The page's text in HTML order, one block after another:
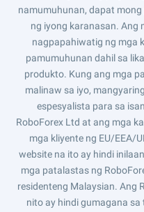
namumuhunan, dapat
ng iyong karanasan. Ang
nagpapahiwatig ng mga
pamumuhunan dahil sa
produkto. Kung ang mga
malinaw sa iyo,
espesyalista para sa
RoboForex Ltd at ang mga
mga kliyente ng EU/EEA/
website na ito ay hindi
mga patalastas ng
residenteng Malaysian. Ang
nito ay hindi gumagana sa